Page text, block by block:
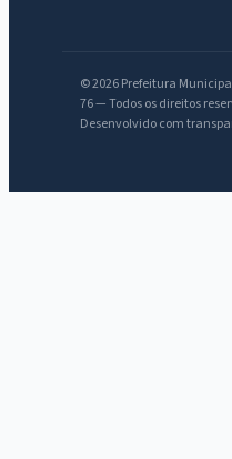
© 2026 Prefeitura
76 — Todos os direitos
Desenvolvido com